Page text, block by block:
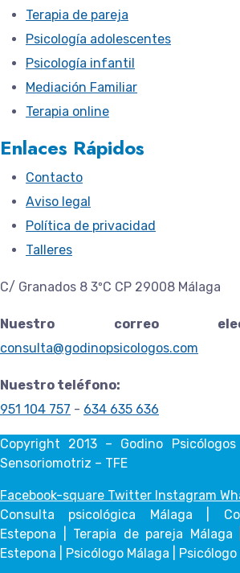
Terapia de pareja
Psicología adolescentes
Psicología infantil
Mediación Familiar
Terapia online
Enlaces Rápidos
Contacto
Aviso legal
Política de privacidad
Talleres
C/ Granados 8 3ºC CP 29008 Málaga
Nuestro correo
consulta@godinopsicologos.com
Nuestro teléfono:
951 104 757 - 634 635 636
Copyright 2013 – Godino
Sensoriomotriz – TFE
Facebook-square Twitter Instagram
Consulta psicológica Málaga |
Estepona | Terapia de pareja
Estepona | Psicólogo Málaga |